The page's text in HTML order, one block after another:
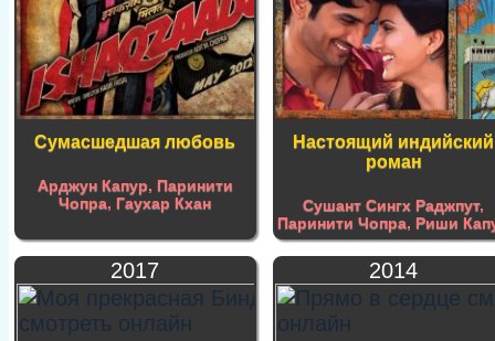
Сумасшедшая любовь
Арджун Капур, Паринити
Чопра,Гаухар Кхан
Настоящий индийский
роман
Сушант Сингх Раджпут,
Паринити Чопра,Риши
2017 2014